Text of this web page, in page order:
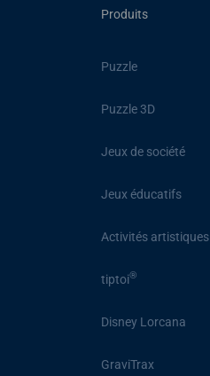
Produits
Puzzle
Puzzle 3D
Jeux de société
Jeux éducatifs
Activités artistiques
tiptoi®
Disney Lorcana
GraviTrax